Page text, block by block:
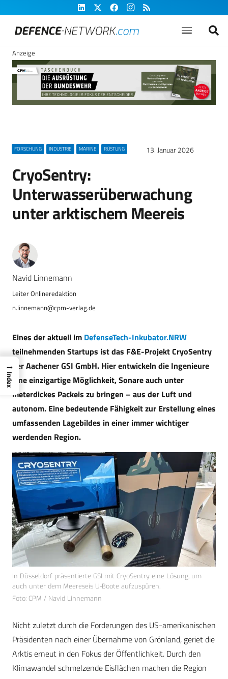
Anzeige
FORSCHUNG INDUSTRIE MARINE RÜSTUNG 13. Januar 2026
CryoSentry:
Unterwasserüberwachung
unter arktischem Meereis
Navid Linnemann
n.linnemann@cpm-verlag.de
Eines der aktuell im DefenseTech-Inkubator.NRW
teilnehmenden Startups ist das F&E-Projekt CryoSentry
der Aachener GSI GmbH. Hier entwickeln die Ingenieure
eine einzigartige Möglichkeit, Sonare auch unter
meterdickes Packeis zu bringen – aus der Luft und
autonom. Eine bedeutende Fähigkeit zur Erstellung eines
umfassenden Lagebildes in einer immer wichtiger
werdenden Region.
In Düsseldorf präsentierte GSI mit CryoSentry eine Lösung, um
auch unter dem Meereseis U-Boote aufzuspüren.
Foto: CPM / Navid Linnemann
Nicht zuletzt durch die Forderungen des US-amerikanischen
Präsidenten nach einer Übernahme von Grönland, geriet die
Arktis erneut in den Fokus der Öffentlichkeit. Durch den
Klimawandel schmelzende Eisflächen machen die Region
→
Index